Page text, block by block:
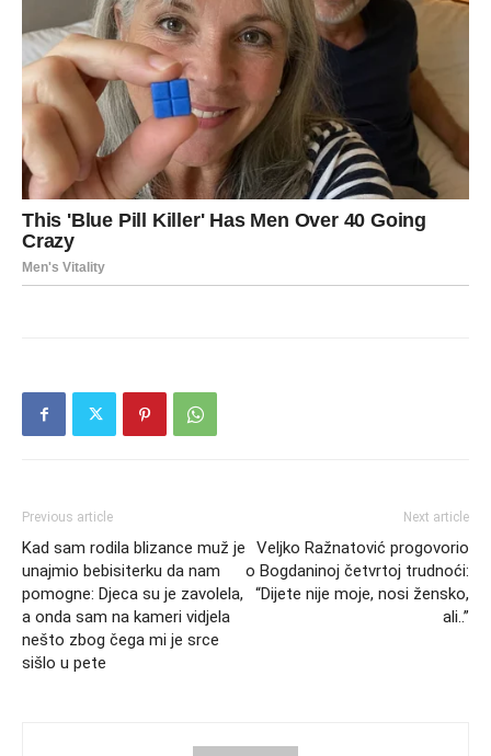
Previous article
Kad sam rodila blizance muž je
unajmio bebisiterku da nam
pomogne: Djeca su je zavolela,
a onda sam na kameri vidjela
nešto zbog čega mi je srce
sišlo u pete
Next article
Veljko Ražnatović progovorio
o Bogdaninoj četvrtoj trudnoći:
“Dijete nije moje, nosi žensko,
ali..”